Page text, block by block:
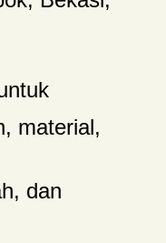
material,
dan